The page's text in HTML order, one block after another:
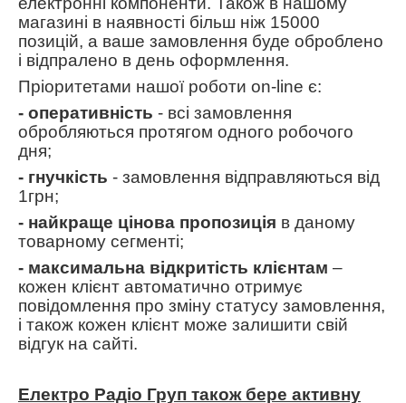
магазині в наявності більш ніж 15000
позицій, а ваше замовлення буде оброблено
і відпралено в день оформлення.
Пріоритетами нашої роботи on- line є:
- оперативність - всі замовлення
обробляються протягом одного робочого
дня;
- гнучкість - замовлення відправляються від
1грн;
- найкраще цінова пропозиція в даному
товарному сегменті;
- максимальна відкритість клієнтам –
кожен клієнт автоматично отримує
повідомлення про зміну статусу замовлення,
і також кожен клієнт може залишити свій
відгук на сайті.
Електро Радіо Груп також бере активну